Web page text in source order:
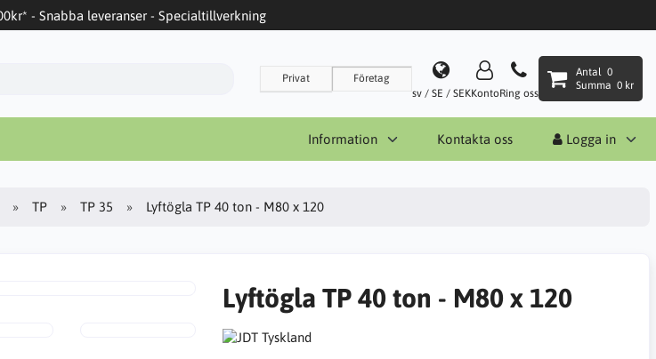
- Snabba leveranser - Specialtillverkning
Privat
Företag
sv / SE / SEKKontoRing oss
Antal 0
Summa 0 kr
Information Kontakta oss Logga in
TP TP 35 Lyftögla TP 40 ton - M80 x 120
Lyftögla TP 40 ton - M80 x 120